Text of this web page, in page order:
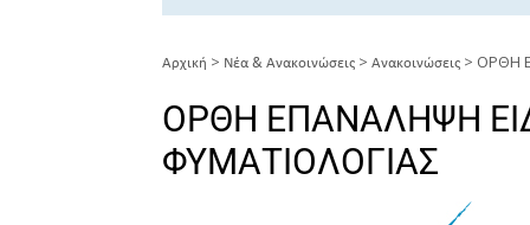
Αρχική > Νέα & Ανακοινώσεις > Ανακοινώσεις > ΟΡΘΗ
ΟΡΘΗ ΕΠΑΝΑΛΗΨΗ
ΦΥΜΑΤΙΟΛΟΓΙΑΣ